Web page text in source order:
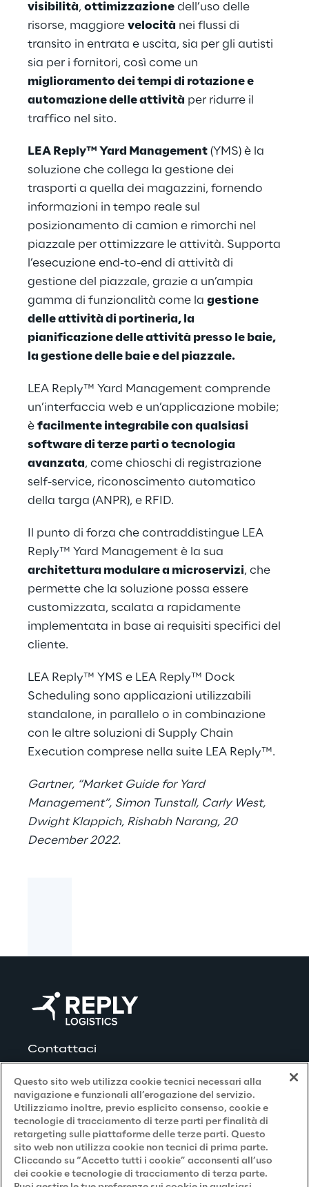
visibilità, ottimizzazione dell’uso delle
risorse, maggiore velocità nei flussi di
transito in entrata e uscita, sia per gli autisti
sia per i fornitori, così come un
miglioramento dei tempi di rotazione e
automazione delle attività per ridurre il
traffico nel sito.
LEA Reply™ Yard Management (YMS) è la
soluzione che collega la gestione dei
trasporti a quella dei magazzini, fornendo
informazioni in tempo reale sul
posizionamento di camion e rimorchi nel
piazzale per ottimizzare le attività. Supporta
l’esecuzione end-to-end di attività di
gestione del piazzale, grazie a un’ampia
gamma di funzionalità come la gestione
delle attività di portineria, la
pianificazione delle attività presso le baie,
la gestione delle baie e del piazzale.
LEA Reply™ Yard Management comprende
un’interfaccia web e un’applicazione mobile;
è facilmente integrabile con qualsiasi
software di terze parti o tecnologia
avanzata, come chioschi di registrazione
self-service, riconoscimento automatico
della targa (ANPR), e RFID.
Il punto di forza che contraddistingue LEA
Reply™ Yard Management è la sua
architettura modulare a microservizi, che
permette che la soluzione possa essere
customizzata, scalata a rapidamente
implementata in base ai requisiti specifici del
cliente.
LEA Reply™ YMS e LEA Reply™ Dock
Scheduling sono applicazioni utilizzabili
standalone, in parallelo o in combinazione
con le altre soluzioni di Supply Chain
Execution comprese nella suite LEA Reply™.
Gartner, “Market Guide for Yard
Management”, Simon Tunstall, Carly West,
Dwight Klappich, Rishabh Narang, 20
December 2022.
Contattaci
Privacy and Legal
Privacy & Cookie Policy
Privacy Notice(Candidato)
Questo sito web utilizza cookie tecnici necessari alla
navigazione e funzionali all’erogazione del servizio.
Utilizziamo inoltre, previo esplicito consenso, cookie e
tecnologie di tracciamento di terze parti per finalità di
retargeting sulle piattaforme delle terze parti. Questo
sito web non utilizza cookie non tecnici di prima parte.
Cliccando su “Accetto tutti i cookie” acconsenti all’uso
dei cookie e tecnologie di tracciamento di terza parte.